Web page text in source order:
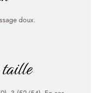
doux.